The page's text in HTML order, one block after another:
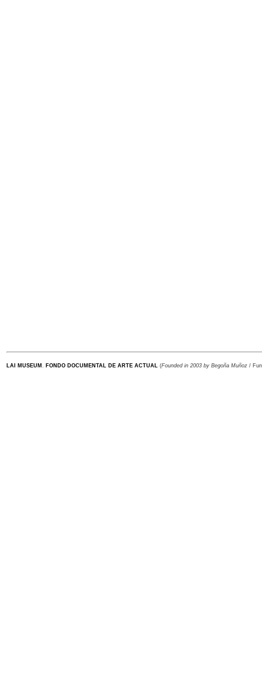
LAI MUSEUM . FONDO DOCUMENTAL DE ARTE ACTUAL (Founded in 2003 by Begoña Muñoz /